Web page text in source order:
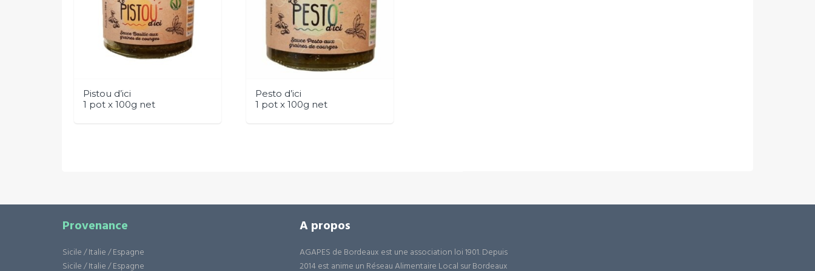
Pistou d’ici
1 pot x 100g net
Pesto d’ici
1 pot x 100g net
Provenance
Sicile / Italie / Espagne
Sicile / Italie / Espagne
A propos
AGAPES de Bordeaux est une association loi 1901. Depuis
2014 est anime un Réseau Alimentaire Local sur Bordeaux